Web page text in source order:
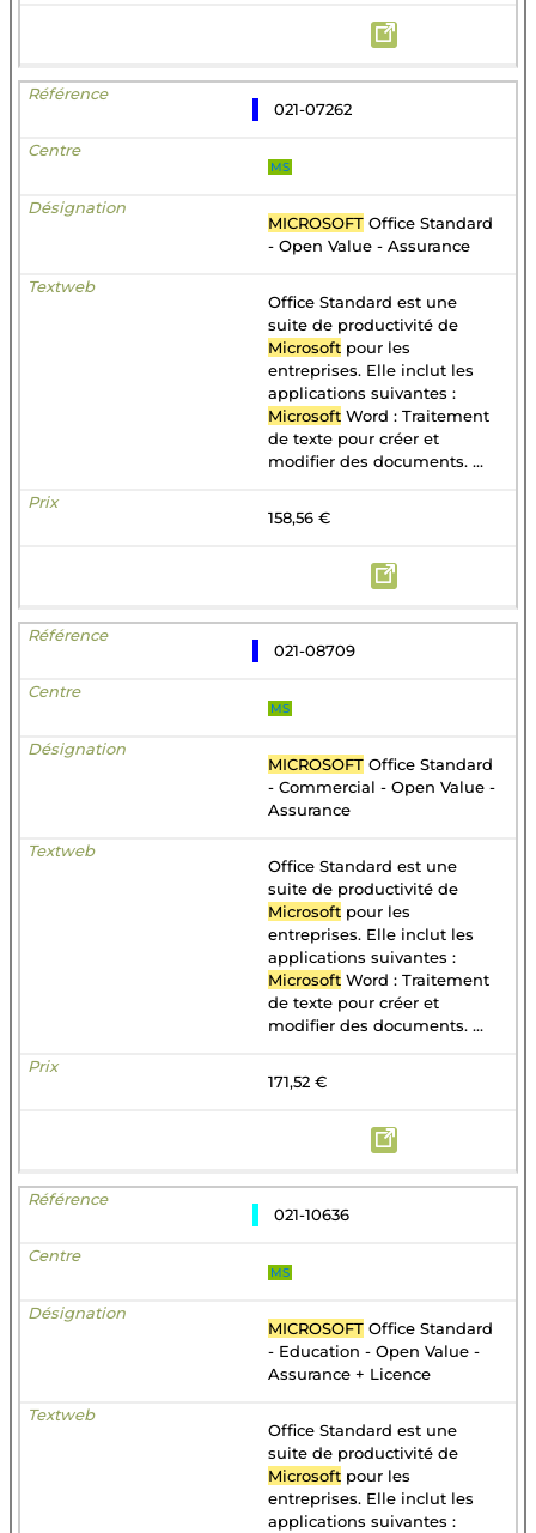
021-07262
MS
MICROSOFT Office Standard
- Open Value - Assurance
Office Standard est une
suite de productivité de
Microsoft pour les
entreprises. Elle inclut les
applications suivantes :
Microsoft Word : Traitement
de texte pour créer et
modifier des documents. ...
158,56 €
021-08709
MS
MICROSOFT Office Standard
- Commercial - Open Value -
Assurance
Office Standard est une
suite de productivité de
Microsoft pour les
entreprises. Elle inclut les
applications suivantes :
Microsoft Word : Traitement
de texte pour créer et
modifier des documents. ...
171,52 €
021-10636
MS
MICROSOFT Office Standard
- Education - Open Value -
Assurance + Licence
Office Standard est une
suite de productivité de
Microsoft pour les
entreprises. Elle inclut les
applications suivantes :